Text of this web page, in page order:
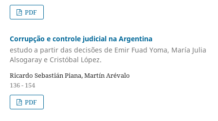
PDF
Corrupção e controle judicial na Argentina
estudo a partir das decisões de Emir Fuad Yoma, María Julia
Alsogaray e Cristóbal López.
Ricardo Sebastián Piana, Martín Arévalo
136 - 154
PDF